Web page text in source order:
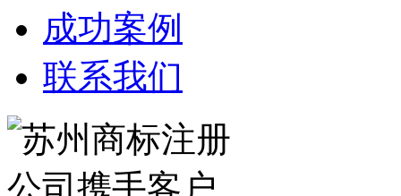
成功案例
联系我们